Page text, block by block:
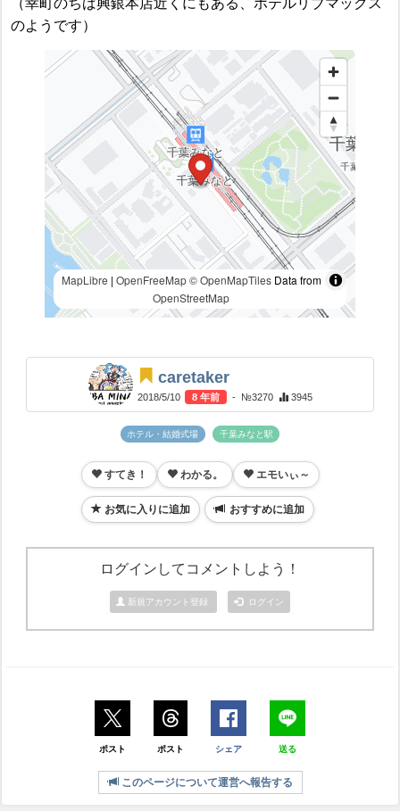
（幸町のちば興銀本店近くにもある、ホテルリブマックス
のようです）
MapLibre | OpenFreeMap © OpenMapTilesData from
OpenStreetMap
caretaker
2018/5/10 8 年前 - №3270 3945
ホテル・結婚式場 千葉みなと駅
すてき！ わかる。 エモいぃ～
お気に入りに追加 おすすめに追加
ログインしてコメントしよう！
新規アカウント登録 ログイン
ポスト ポスト シェア 送る
このページについて運営へ報告する